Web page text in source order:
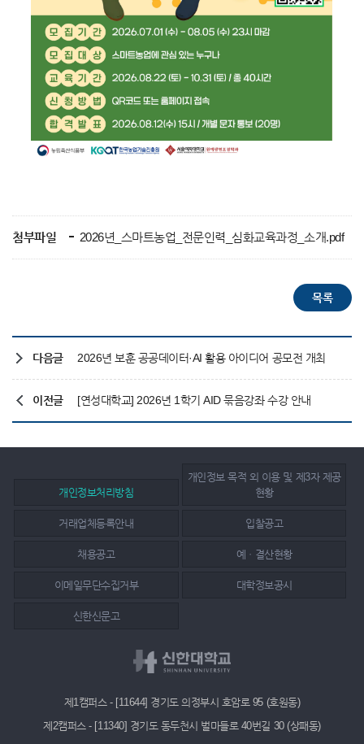
첨부파일 2026년_스마트농업_전문인력_심화교육과정_소개.pdf
다음글 2026년 보훈 공공데이터·AI 활용 아이디어 공모전 개최
이전글 [연성대학교] 2026년 1학기 AID 묶음강좌 수강 안내
개인정보처리방침
개인정보 목적 외 이용 및 제3자 제공
현황
거래업체등록안내 입찰공고
채용공고 예ㆍ결산현황
이메일무단수집거부 대학정보공시
신한신문고
제1캠퍼스 - [11644] 경기도 의정부시 호암로 95 (호원동)
제2캠퍼스 - [11340] 경기도 동두천시 벌마들로 40번길 30 (상패동)